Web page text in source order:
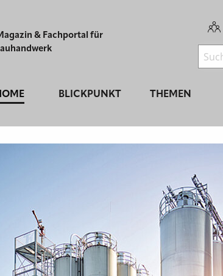
& Fachportal für
BLICKPUNKT THEMEN